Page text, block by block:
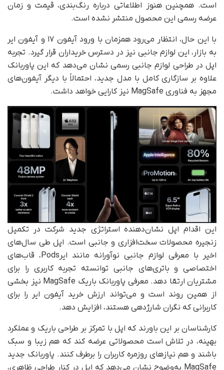
است. همچنین هنوز اطلاعاتی درباره رنگ‌بندی، قیمت و زمان
عرضه رسمی این محصول منتشر نشده است.
با این حال، انتظار می‌رود همزمان با ورود آیفون ۱۷ و آیفون ایر
به بازار، این لوازم جانبی نیز در دسترس خریداران قرار گیرد. تجربه
اپل در طراحی لوازم جانبی رسمی نشان می‌دهد که این پاوربانک
علاوه بر سازگاری کامل با مدل جدید، احتمالاً با دیگر آیفون‌های
مجهز به فناوری MagSafe نیز کارایی خواهد داشت.
این اقدام اپل نشان‌دهنده استراتژی جدید شرکت در تکمیل
زنجیره محصولات سخت‌افزاری و جانبی است. اپل طی سال‌های
اخیر با معرفی لوازم جانبی نوآورانه مانند ایرPods، قاب‌های
اختصاصی و باتری‌های جانبی توانسته تجربه کاربری را برای
مشتریان ارتقا دهد. معرفی پاوربانک باریک MagSafe نیز بخشی
از همین روند است و می‌تواند ارزش خرید آیفون ایر را برای
کاربرانی که نگران شارژدهی هستند، افزایش دهد.
کارشناسان بر این باورند که اپل با تمرکز بر طراحی باریک و عملکرد
بهینه، در تلاش است محصولاتی عرضه کند که هم زیبا و سبک
باشند و هم نیازهای روزمره کاربران را برطرف کنند. پاوربانک جدید
MagSafe به‌وضوح نشان می‌دهد که اپل در کنار طراحی ظاهری،